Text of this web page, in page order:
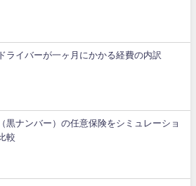
ライバーが一ヶ月にかかる経費の内訳
黒ナンバー）の任意保険をシミュレーショ
較